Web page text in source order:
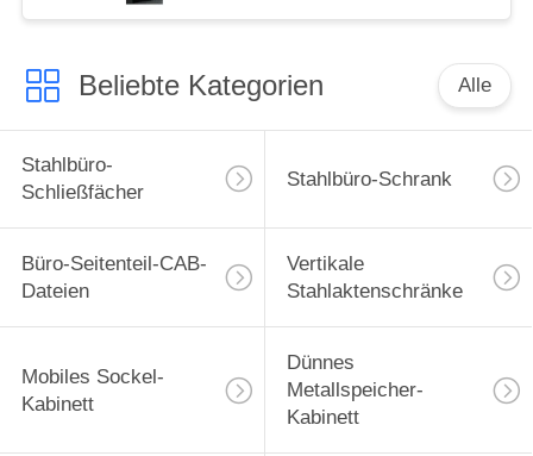
Beliebte Kategorien Alle
Stahlbüro-
Schließfächer
Stahlbüro-Schrank
Büro-Seitenteil-CAB-
Dateien
Vertikale
Stahlaktenschränke
Mobiles Sockel-
Kabinett
Dünnes
Metallspeicher-
Kabinett